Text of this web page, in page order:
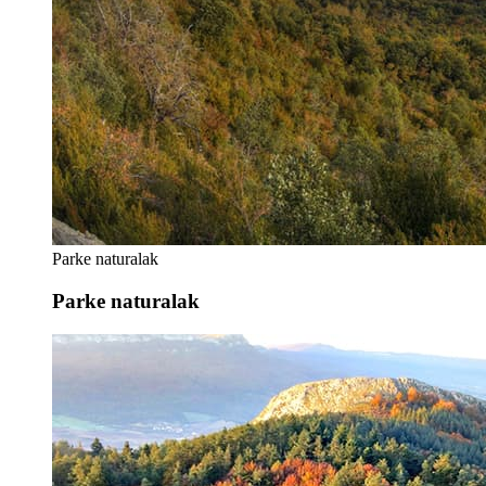
Parke naturalak
Parke naturalak